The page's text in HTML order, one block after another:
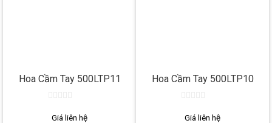
Hoa Cầm Tay 500LTP11
out
Giá liên hệ
Hoa Cầm Tay 500LTP10
out
Giá liên hệ